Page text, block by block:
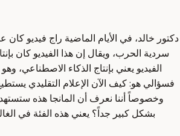
دكتور خالد، في الأيام الماضية راج فيديو
سردية الحرب، ويقال إن هذا الفيديو كان
الفيديو يعني بإنتاج الذكاء الاصطناعي، وهو
فسؤالي هو: كيف الآن الإعلام التقليدي
وخصوصاً أننا نعرف أن المانجا هذه
بشكل كبير جداً؟ يعني هذه الفئة في الغالب